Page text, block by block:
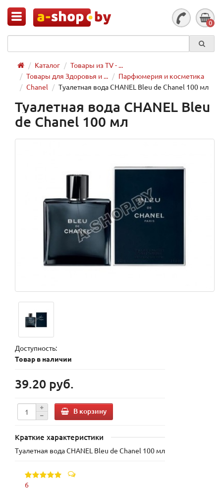
0
Каталог
Товары из TV - ...
Товары для Здоровья и ...
Парфюмерия и косметика
Chanel
Туалетная вода CHANEL Bleu de Chanel 100 мл
Туалетная вода CHANEL Bleu
de Chanel 100 мл
Доступность:
Товар в наличии
39.20 руб.
В корзину
Краткие характеристики
Туалетная вода CHANEL Bleu de Chanel 100 мл
6